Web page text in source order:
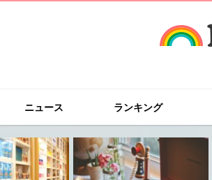
ニュース ランキング